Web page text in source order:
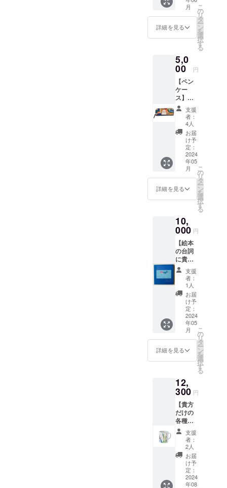
〜〜〜
〜〜〜
〜〜〜
〜〜〜
〜〜〜
〜〜〜
〜〜〜
〜〜〜
〜〜〜
〜 【お
願い】
ご希望
の柄、
サイズ
を、備
考にご
記入下
さい。
布弥の
ら、他
の柄が
出来る
かぎり
対応し
ます。
絵は
ホーム
ページ
を参照
くださ
い。
い。
い。
〜〜〜
〜〜〜
〜〜〜
〜〜〜
〜〜〜
〜〜〜
〜〜〜
〜〜〜
〜〜〜
〜〜〜
〜〜〜
〜〜〜
〜〜〜
〜〜〜
〜〜〜
仕切り
がつい
て、深
めの内
ポケッ
トに
ちわも
入る深
めポ
ケット
が嬉し
い、イ
ベント
時にも
活躍の
大容量
トート
バッグ
です。
仕切り
ポケッ
ト付き
なので
入れた
い物を
分けら
れるの
でメイ
ンバッ
グとし
ても使
える
トート
バッグ
です。
〜〜〜
月
詳細を見る
こ
の
リ
タ
ー
ン
を
選
択
す
る
5,0
00 円
【ペン
ケー
ス】デ
ザイン
色々か
ら１つ
と、御
礼カー
ド。
【お願
い】ご
希望の
柄を備
考にご
記入下
さい。
絵か
ら、他
の柄が
希望で
したら
出来る
かぎり
対応し
ます。
絵は
ホーム
ページ
を参照
くださ
い。
支援
者：
4人
お届
け予
定：
2024
年05
月
詳細を見る
こ
の
リ
タ
ー
ン
を
選
択
す
る
10,
000 円
【絵本
の台詞
に貴方
や、お
子様の
名前を
入れま
す。】
ルルと
プカが
登場す
る、お
祝いの
絵本を
考案中
です。
プカが
あらゆ
る場面
で「お
めでと
う」
と、語
りかけ
るシー
ンで、
お貴方
もしく
は貴方
支援
者：
1人
お届
け予
定：
2024
年05
月
詳細を見る
こ
の
リ
タ
ー
ン
を
選
択
す
る
12,
300 円
【貴方
だけの
各種デ
ザイン
グッ
ズ。】
インス
ピレー
ション
書き下
ろしを
支援
者：
2人
お届
け予
定：
2024
年08